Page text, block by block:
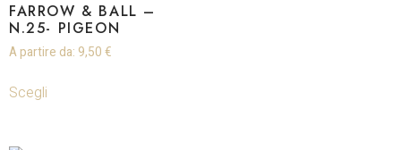
FARROW & BALL –
N.25- PIGEON
A partire da: 9,50 €
Scegli